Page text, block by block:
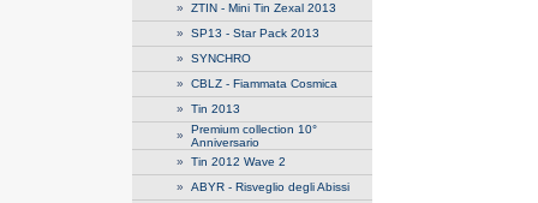
» ZTIN - Mini Tin Zexal 2013
» SP13 - Star Pack 2013
» SYNCHRO
» CBLZ - Fiammata Cosmica
» Tin 2013
» Premium collection 10°
Anniversario
» Tin 2012 Wave 2
» ABYR - Risveglio degli Abissi